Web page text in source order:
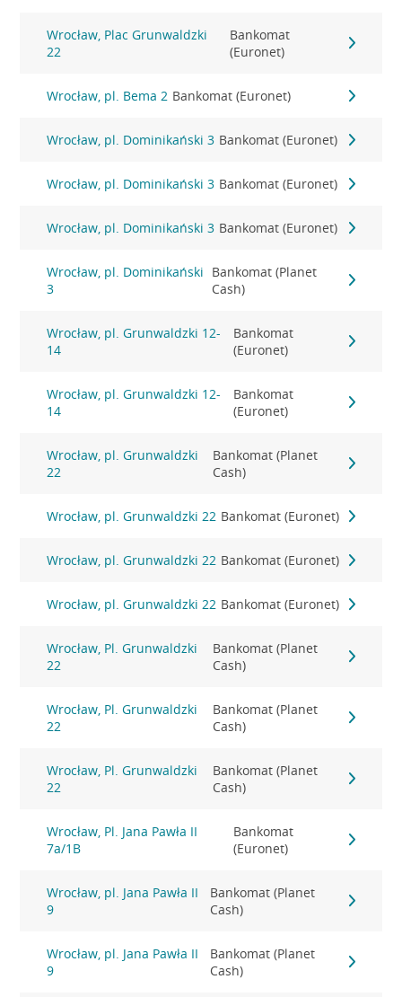
Wrocław, Plac Grunwaldzki
22
Bankomat
(Euronet)
Wrocław, pl. Bema 2 Bankomat (Euronet)
Wrocław, pl. Dominikański 3 Bankomat (Euronet)
Wrocław, pl. Dominikański 3 Bankomat (Euronet)
Wrocław, pl. Dominikański 3 Bankomat (Euronet)
Wrocław, pl. Dominikański
3
Bankomat (Planet
Cash)
Wrocław, pl. Grunwaldzki 12-
14
Bankomat
(Euronet)
Wrocław, pl. Grunwaldzki 12-
14
Bankomat
(Euronet)
Wrocław, pl. Grunwaldzki
22
Bankomat (Planet
Cash)
Wrocław, pl. Grunwaldzki 22 Bankomat (Euronet)
Wrocław, pl. Grunwaldzki 22 Bankomat (Euronet)
Wrocław, pl. Grunwaldzki 22 Bankomat (Euronet)
Wrocław, Pl. Grunwaldzki
22
Bankomat (Planet
Cash)
Wrocław, Pl. Grunwaldzki
22
Bankomat (Planet
Cash)
Wrocław, Pl. Grunwaldzki
22
Bankomat (Planet
Cash)
Wrocław, Pl. Jana Pawła II
7a/1B
Bankomat
(Euronet)
Wrocław, pl. Jana Pawła II
9
Bankomat (Planet
Cash)
Wrocław, pl. Jana Pawła II
9
Bankomat (Planet
Cash)